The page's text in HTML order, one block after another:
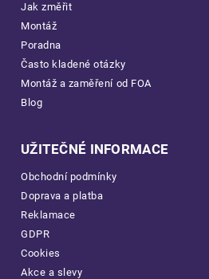
Jak změřit
Montáž
Poradna
Často kladené otázky
Montáž a zaměření od FOA
Blog
UŽITEČNÉ INFORMACE
Obchodní podmínky
Doprava a platba
Reklamace
GDPR
Cookies
Akce a slevy